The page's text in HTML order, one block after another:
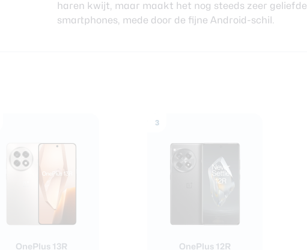
haren kwijt, maar maakt het nog steeds zeer geliefde
smartphones, mede door de fijne Android-schil.
OnePlus 13R
3
OnePlus 12R
Xiaomi 14 Ultra review
Beste tablets